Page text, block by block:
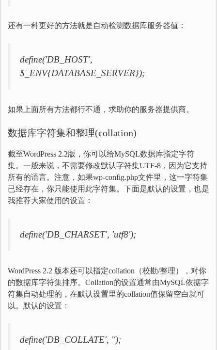
还有一种更好的方法就是自动检测数据库服务器值：
define('DB_HOST',
$_ENV{DATABASE_SERVER});
如果上面所有方法都行不通，求助你的服务器提供商。
数据库字符集和整理(collation)
截至WordPress 2.2版，你可以给MySQL数据库指定字符
集。一般来说，不需要修改默认字符集UTF-8，因为它支持
所有的语言。注意，如果wp-config.php文件里，这一字符集
已经存在，你只能使用此字符集。下面是默认的设置，也是
我推荐大家使用的设置：
define('DB_CHARSET', 'utf8');
WordPress 2.2 版本还可以指定collation（校勘/整理），对你
的数据库字符集排序。Collation的设置通常由MySQL依据字
符集自动处理的，在默认设置里的collation值保留空白就可
以。默认的设置：
define('DB_COLLATE', '');